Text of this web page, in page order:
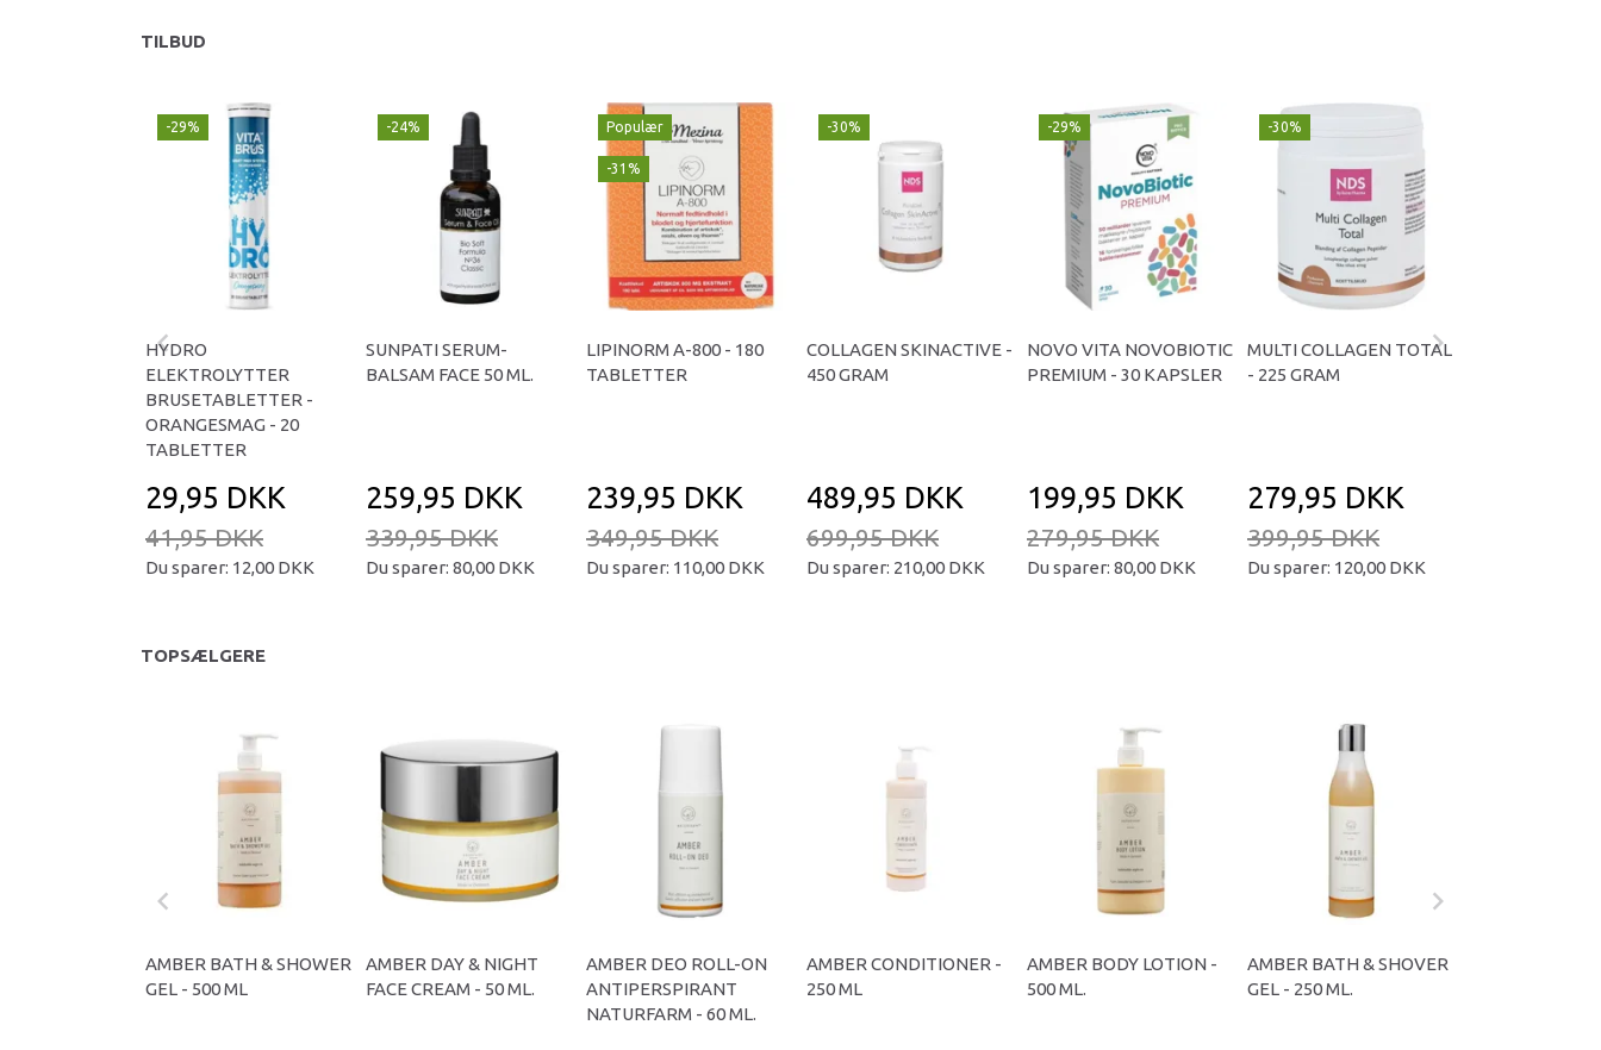
TILBUD
-29%
HYDRO
ELEKTROLYTTER
BRUSETABLETTER -
ORANGESMAG - 20
TABLETTER
29,95 DKK
41,95 DKK
Du sparer: 12,00 DKK
-24%
SUNPATI SERUM-
BALSAM FACE 50 ML.
259,95 DKK
339,95 DKK
Du sparer: 80,00 DKK
Populær
-31%
LIPINORM A-800 - 180
TABLETTER
239,95 DKK
349,95 DKK
Du sparer: 110,00 DKK
-30%
COLLAGEN SKINACTIVE -
450 GRAM
489,95 DKK
699,95 DKK
Du sparer: 210,00 DKK
-29%
NOVO VITA NOVOBIOTIC
PREMIUM - 30 KAPSLER
199,95 DKK
279,95 DKK
Du sparer: 80,00 DKK
-30%
MULTI COLLAGEN TOTAL
- 225 GRAM
279,95 DKK
399,95 DKK
Du sparer: 120,00 DKK
TOPSÆLGERE
AMBER BATH & SHOWER
GEL - 500 ML
AMBER DAY & NIGHT
FACE CREAM - 50 ML.
AMBER DEO ROLL-ON
ANTIPERSPIRANT
NATURFARM - 60 ML.
AMBER CONDITIONER -
250 ML
AMBER BODY LOTION -
500 ML.
AMBER BATH & SHOVER
GEL - 250 ML.